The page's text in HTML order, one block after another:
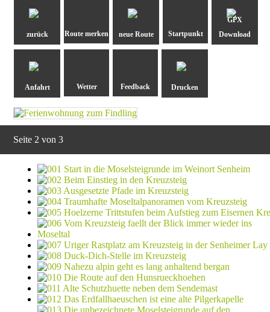
zurück neue Route
GPX
Download
Anfahrt Drucken
Seite 2 von 3